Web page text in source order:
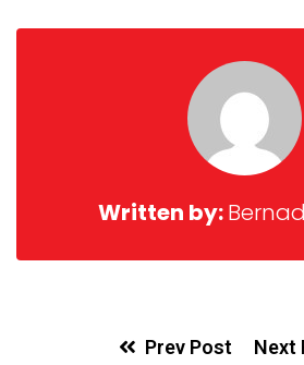
Written by:
Prev Post Next